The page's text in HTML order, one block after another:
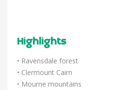
Highlights
• Ravensdale forest
• Clermount Cairn
• Mourne mountains